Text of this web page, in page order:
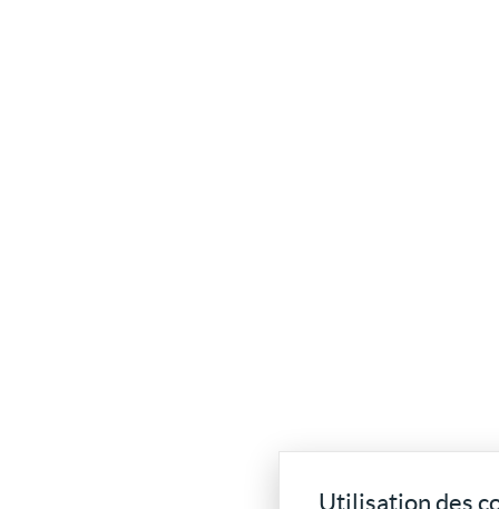
Utilisation des